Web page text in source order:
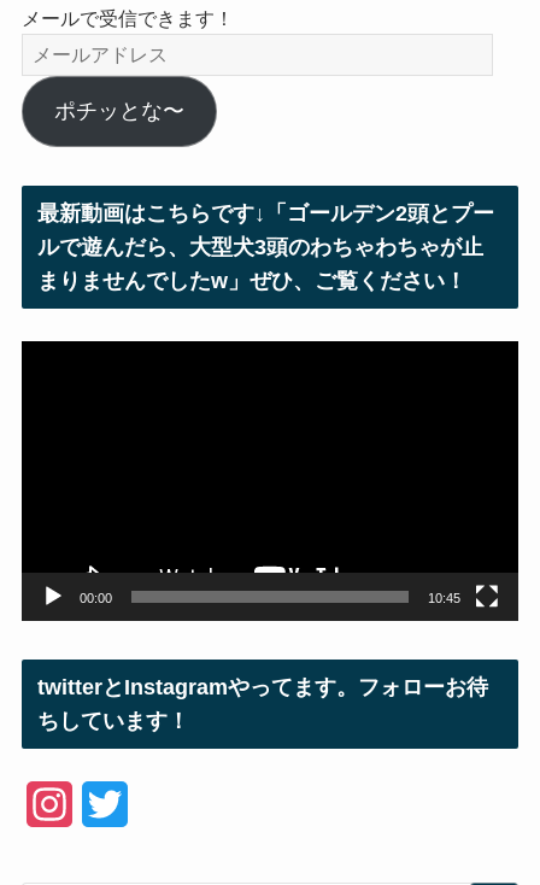
メールで受信できます！
メ
ー
ル
ア
ス
ポチッとな〜
最新動画はこちらです↓「ゴールデン2頭とプー
ルで遊んだら、大型犬3頭のわちゃわちゃが止
まりませんでしたw」ぜひ、ご覧ください！
00:00 10:45
twitterとInstagramやってます。フォローお待
ちしています！